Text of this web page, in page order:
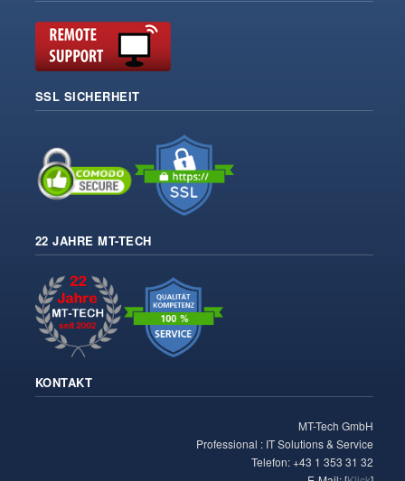
SSL SICHERHEIT
22 JAHRE MT-TECH
KONTAKT
MT-Tech GmbH
Professional : IT Solutions & Service
Telefon: +43 1 353 31 32